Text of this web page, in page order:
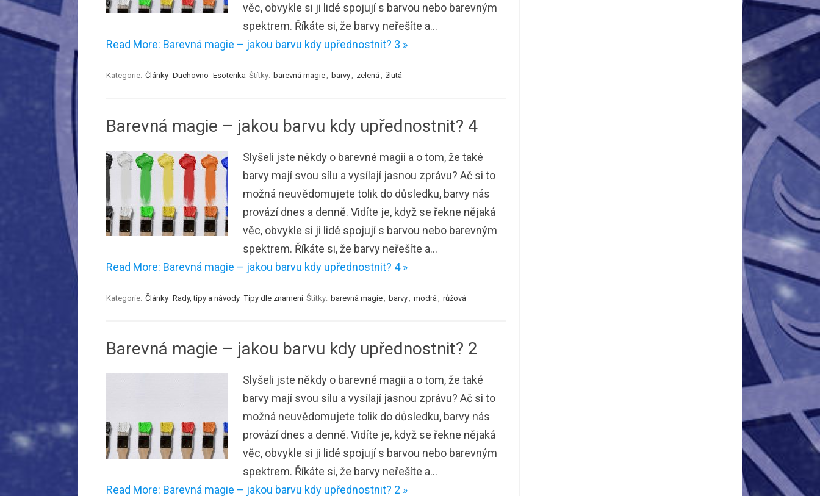
věc, obvykle si ji lidé spojují s barvou nebo barevným
spektrem. Říkáte si, že barvy neřešíte a…
Read More: Barevná magie – jakou barvu kdy upřednostnit? 3 »
Kategorie: Články Duchovno Esoterika Štítky: barevná magie, barvy, zelená , žlutá
Barevná magie – jakou barvu kdy upřednostnit? 4
Slyšeli jste někdy o barevné magii a o tom, že také
barvy mají svou sílu a vysílají jasnou zprávu? Ač si to
možná neuvědomujete tolik do důsledku, barvy nás
provází dnes a denně. Vidíte je, když se řekne nějaká
věc, obvykle si ji lidé spojují s barvou nebo barevným
spektrem. Říkáte si, že barvy neřešíte a…
Read More: Barevná magie – jakou barvu kdy upřednostnit? 4 »
Kategorie: Články Rady, tipy a návody Tipy dle znamení Štítky: barevná magie, barvy, modrá , růžová
Barevná magie – jakou barvu kdy upřednostnit? 2
Slyšeli jste někdy o barevné magii a o tom, že také
barvy mají svou sílu a vysílají jasnou zprávu? Ač si to
možná neuvědomujete tolik do důsledku, barvy nás
provází dnes a denně. Vidíte je, když se řekne nějaká
věc, obvykle si ji lidé spojují s barvou nebo barevným
spektrem. Říkáte si, že barvy neřešíte a…
Read More: Barevná magie – jakou barvu kdy upřednostnit? 2 »